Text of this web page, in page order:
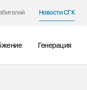
Новости СГК
Генерация